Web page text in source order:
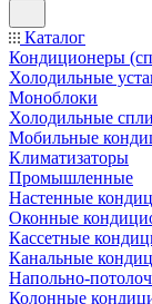
Каталог
Кондиционеры
Холодильные
Моноблоки
Холодильные
Мобильные
Климатизаторы
Промышленные
Настенные
Оконные
Кассетные
Канальные
Напольно-
Колонные